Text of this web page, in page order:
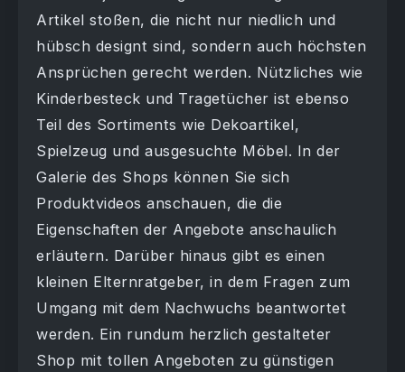
Artikel stoßen, die nicht nur niedlich und
hübsch designt sind, sondern auch höchsten
Ansprüchen gerecht werden. Nützliches wie
Kinderbesteck und Tragetücher ist ebenso
Teil des Sortiments wie Dekoartikel,
Spielzeug und ausgesuchte Möbel. In der
Galerie des Shops können Sie sich
Produktvideos anschauen, die die
Eigenschaften der Angebote anschaulich
erläutern. Darüber hinaus gibt es einen
kleinen Elternratgeber, in dem Fragen zum
Umgang mit dem Nachwuchs beantwortet
werden. Ein rundum herzlich gestalteter
Shop mit tollen Angeboten zu günstigen